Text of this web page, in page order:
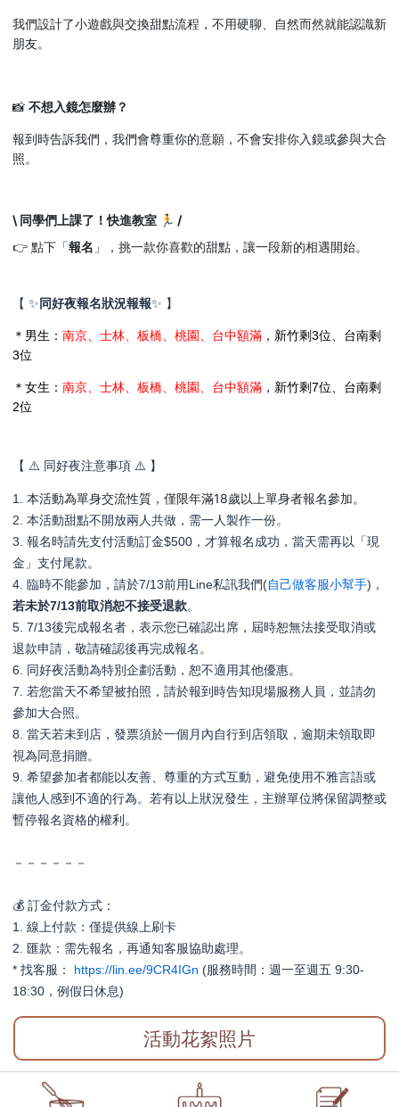
我們設計了小遊戲與交換甜點流程，不用硬聊、自然而然就能認識新
朋友。
📸 不想入鏡怎麼辦？
報到時告訴我們，我們會尊重你的意願，不會安排你入鏡或參與大合
照。
\ 同學們上課了！快進教室 🏃 /
👉 點下「報名 」，挑一款你喜歡的甜點，讓一段新的相遇開始。
【 ✨同好夜報名狀況報報✨ 】
＊男生： 南京、 士林、板橋、桃園、台中額滿 ，新竹剩3位、台南剩
3位
＊女生： 南京、士林、板橋、桃園、台中額滿 ， 新竹剩7位、台南剩
2位
【 ⚠️ 同好夜注意事項 ⚠️ 】
1. 本活動為單身交流性質，僅限年滿18歲以上單身者報名參加。
2. 本活動甜點不開放兩人共做，需一人製作一份。
3. 報名時請先支付活動訂金$500，才算報名成功，當天需再以「現
金」支付尾款。
4. 臨時不能參加，請於7/13前用Line私訊我們(自己做客服小幫手)，
若未於7/13前取消恕不接受退款。
5. 7/13後完成報名者，表示您已確認出席，屆時恕無法接受取消或
退款申請，敬請確認後再完成報名。
6. 同好夜活動為特別企劃活動，恕不適用其他優惠。
7. 若您當天不希望被拍照，請於報到時告知現場服務人員，並請勿
參加大合照。​
8. 當天若未到店，發票須於一個月內自行到店領取，逾期未領取即
視為同意捐贈。
9. 希望參加者都能以友善、尊重的方式互動，避免使用不雅言語或
讓他人感到不適的行為。若有以上狀況發生，主辦單位將保留調整或
暫停報名資格的權利。
－－－－－－
💰 訂金付款方式：
1. 線上付款：僅提供線上刷卡
2. 匯款：需先報名，再通知客服協助處理。
* 找客服：
https://lin.ee/9CR4IGn (服務時間：週一至週五 9:30-
18:30，例假日休息)
活動花絮照片